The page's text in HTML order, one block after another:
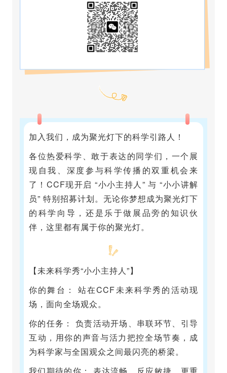
加入我们，成为聚光灯下的科学引路人！
各位热爱科学、敢于表达的同学们，一个展
现自我、深度参与科学传播的双重机会来
了！CCF现开启 “小小主持人” 与 “小小讲解
员” 特别招募计划。无论你梦想成为聚光灯下
的科学向导，还是乐于做展品旁的知识伙
伴，这里都有属于你的聚光灯。
【未来科学秀“小小主持人”】
你的舞台： 站在CCF未来科学秀的活动现
场，面向全场观众。
你的任务： 负责活动开场、串联环节、引导
互动，用你的声音与活力把控全场节奏，成
为科学家与全国观众之间最闪亮的桥梁。